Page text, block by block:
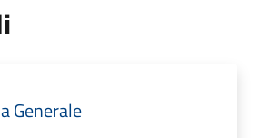
Generale